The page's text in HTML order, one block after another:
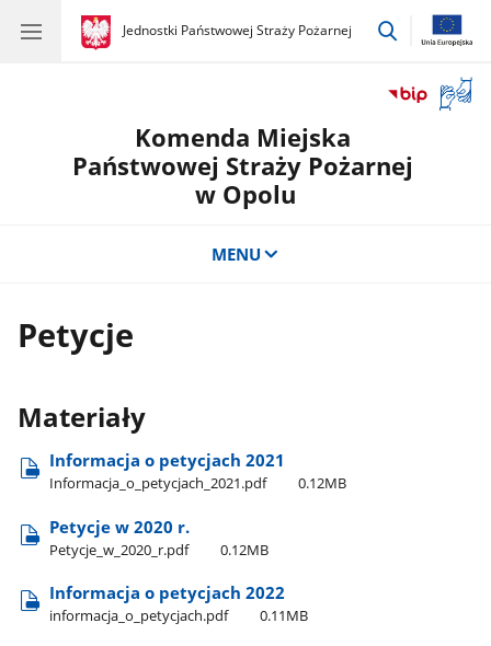
gov.pl
Jednostki Państwowej Straży Pożarnej
gov.pl
Jednostki
przejdź
okno
Komenda Miejska
Państwowej Straży Pożarnej
w Opolu
MENU
Petycje
Materiały
Informacja o petycjach 2021
Informacja​_o​_petycjach​_2021.pdf 0.12MB
Petycje w 2020 r.
Petycje​_w​_2020​_r.pdf 0.12MB
Informacja o petycjach 2022
informacja​_o​_petycjach.pdf 0.11MB